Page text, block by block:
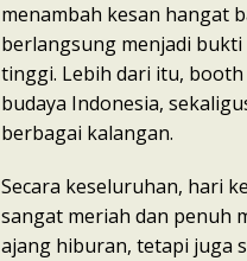
menambah kesan hangat
berlangsung menjadi
tinggi. Lebih dari itu,
budaya Indonesia,
berbagai kalangan.
Secara keseluruhan, hari
sangat meriah dan penuh
ajang hiburan, tetapi juga